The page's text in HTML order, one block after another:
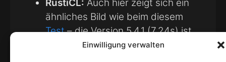
Einwilligung verwalten
RustiCL: Auch hier zeigt sich ein
ähnliches Bild wie beim diesem
Test– die Version 5.4.1 (7,24s) ist
etwas schneller als die neuere